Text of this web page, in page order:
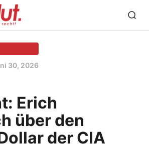
30, 2026
Erich
über den
der CIA